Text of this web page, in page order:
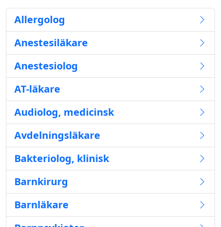
Allergolog
Anestesiläkare
Anestesiolog
AT-läkare
Audiolog, medicinsk
Avdelningsläkare
Bakteriolog, klinisk
Barnkirurg
Barnläkare